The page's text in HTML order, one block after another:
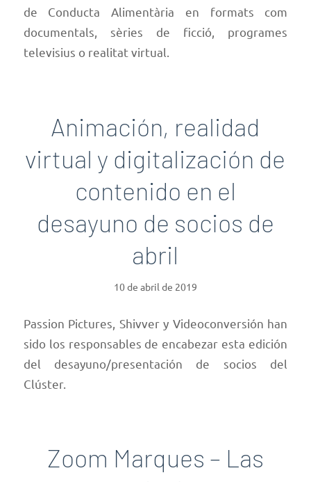
de Conducta Alimentària en formats com
documentals, sèries de ficció, programes
televisius o realitat virtual.
Animación, realidad
virtual y digitalización de
contenido en el
desayuno de socios de
abril
10 de abril de 2019
Passion Pictures, Shivver y Videoconversión han
sido los responsables de encabezar esta edición
del desayuno/presentación de socios del
Clúster.
Zoom Marques – Las